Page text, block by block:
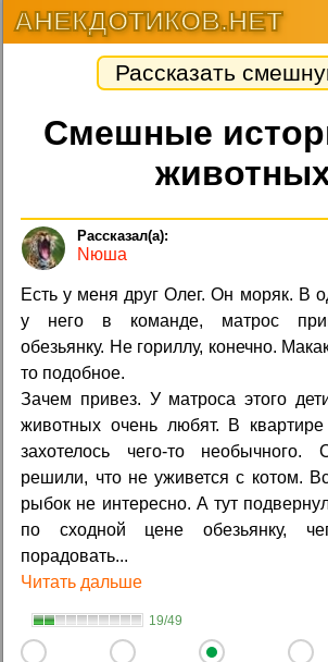
АНЕКДОТИКОВ.НЕТ
Рассказать
Смешные
Nюша
Есть у меня друг Олег. Он моряк. В
у него в команде, матрос
обезьянку. Не гориллу, конечно.
то подобное.
Зачем привез. У матроса этого
животных очень любят. В
захотелось чего-то необычного.
решили, что не уживется с котом.
рыбок не интересно. А тут
по сходной цене обезьянку,
порадовать...
Читать дальше
19/49